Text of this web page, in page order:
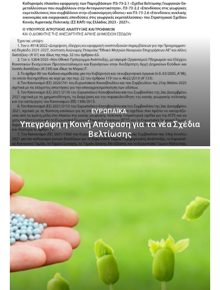
ΕΥΡΩΠΑΪΚΆ
Υπεγράφη η Κοινή Απόφαση για τα νέα Σχέδια
Βελτίωσης